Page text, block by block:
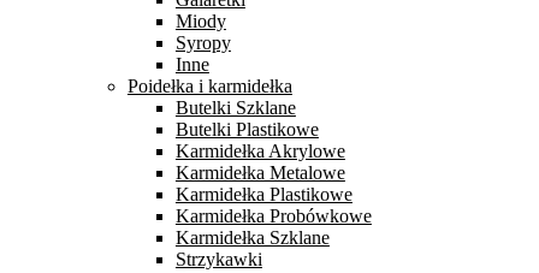
Miody
Syropy
Inne
Poidełka i karmidełka
Butelki Szklane
Butelki Plastikowe
Karmidełka Akrylowe
Karmidełka Metalowe
Karmidełka Plastikowe
Karmidełka Probówkowe
Karmidełka Szklane
Strzykawki